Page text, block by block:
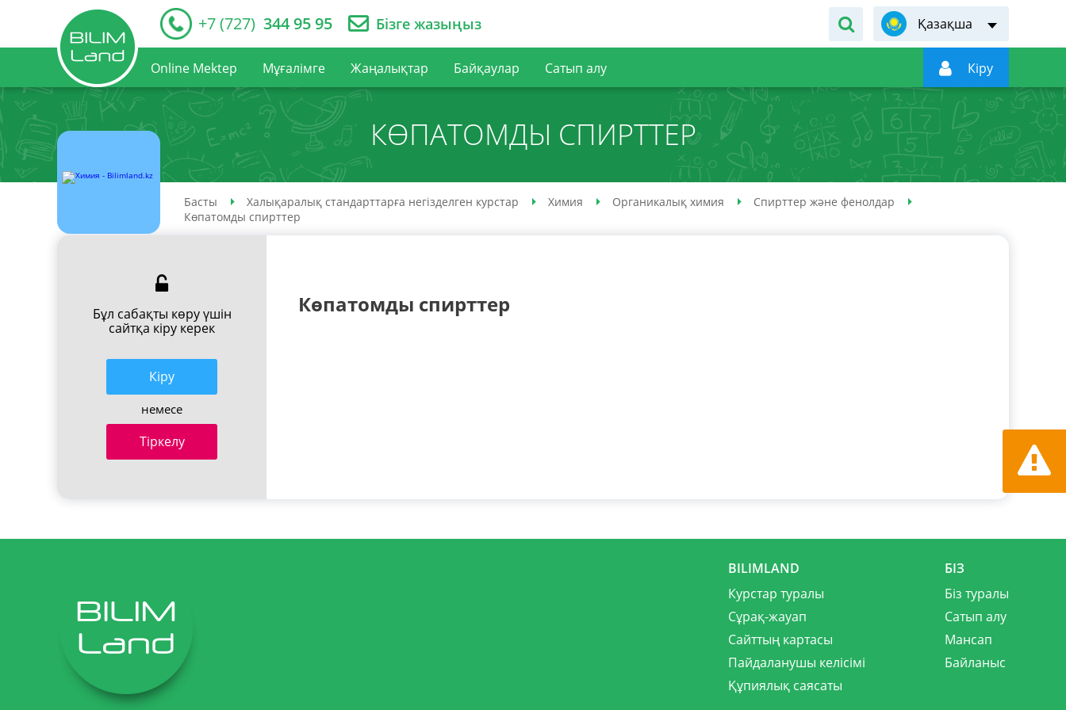
+7 (727) 344 95 95 Бізге жазыңыз Қазақша
Online Mektep Мұғалімге Жаңалықтар Байқаулар Сатып алу  Кiру
КӨПАТОМДЫ СПИРТТЕР
Басты Халықаралық стандарттарға негізделген курстар Химия Органикалық химия
Спирттер және фенолдар
Көпатомды спирттер
Бұл сабақты көру үшін
сайтқа кіру керек
Кiру
немесе
Тіркелу
Көпатомды спирттер
Қате
BILIMLAND
Курстар туралы
Сұрақ-жауап
Сайттың картасы
Пайдаланушы келісімі
Құпиялық саясаты
БІЗ
Біз туралы
Сатып алу
Мансап
Байланыс